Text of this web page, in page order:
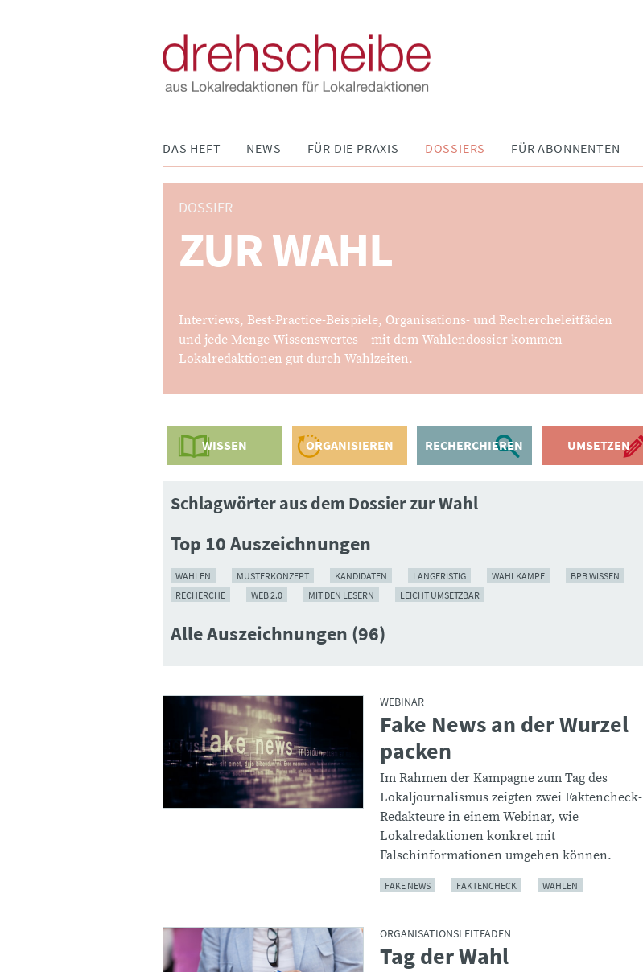
DAS HEFT NEWS FÜR DIE PRAXIS DOSSIERS FÜR ABONNENTEN
DOSSIER
ZUR WAHL
Interviews, Best-Practice-Beispiele, Organisations- und Rechercheleitfäden
und jede Menge Wissenswertes – mit dem Wahlendossier kommen
Lokalredaktionen gut durch Wahlzeiten.
WISSEN ORGANISIEREN RECHERCHIEREN UMSETZEN
Schlagwörter aus dem Dossier zur Wahl
Top 10 Auszeichnungen
WAHLEN MUSTERKONZEPT KANDIDATEN LANGFRISTIG WAHLKAMPF
BPB WISSEN
RECHERCHE
WEB 2.0 MIT DEN LESERN LEICHT UMSETZBAR
Alle Auszeichnungen (96)
WEBINAR
:Fake News an der Wurzel
packen
Im Rahmen der Kampagne zum Tag des
Lokaljournalismus zeigten zwei Faktencheck-
Redakteure in einem Webinar, wie
Lokalredaktionen konkret mit
Falschinformationen umgehen können.
FAKE NEWS FAKTENCHECK WAHLEN
ORGANISATIONSLEITFADEN
:Tag der Wahl